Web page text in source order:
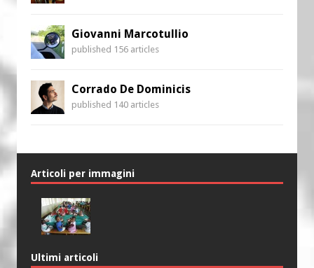
Giovanni Marcotullio
published 156 articles
Corrado De Dominicis
published 140 articles
Articoli per immagini
Ultimi articoli